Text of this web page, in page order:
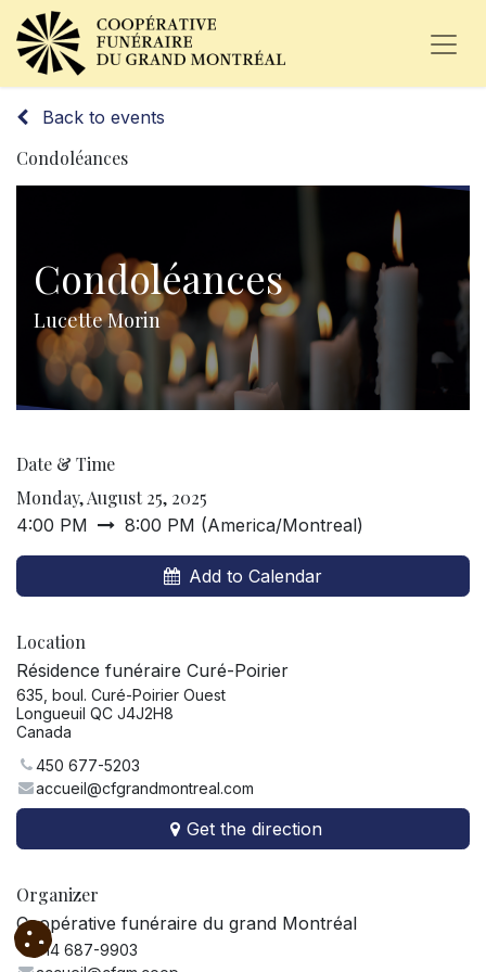
Back to events
Condoléances
Condoléances
Lucette Morin
Date & Time
Monday, August 25, 2025
4:00 PM 8:00 PM (America/Montreal)
Add to Calendar
Location
Résidence funéraire Curé-Poirier
635, boul. Curé-Poirier Ouest
Longueuil QC J4J2H8
Canada
450 677-5203
accueil@cfgrandmontreal.com
Get the direction
Organizer
Coopérative funéraire du grand Montréal
514 687-9903